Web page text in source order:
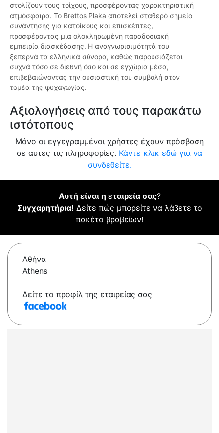
στολίζουν τους τοίχους, προσφέροντας χαρακτηριστική
ατμόσφαιρα. Το Brettos Plaka αποτελεί σταθερό σημείο
συνάντησης για κατοίκους και επισκέπτες,
προσφέροντας μια ολοκληρωμένη παραδοσιακή
εμπειρία διασκέδασης. Η αναγνωρισιμότητά του
ξεπερνά τα ελληνικά σύνορα, καθώς παρουσιάζεται
συχνά τόσο σε διεθνή όσο και σε εγχώρια μέσα,
επιβεβαιώνοντας την ουσιαστική του συμβολή στον
τομέα της ψυχαγωγίας.
Αξιολογήσεις από τους παρακάτω
ιστότοπους
Μόνο οι εγγεγραμμένοι χρήστες έχουν πρόσβαση
σε αυτές τις πληροφορίες. Κάντε κλικ εδώ για να
συνδεθείτε.
Αυτή είναι η εταιρεία σας?
Συγχαρητήρια! Δείτε πώς μπορείτε να λάβετε το
πακέτο βραβείων!
Αθήνα
Athens
Δείτε το προφίλ της εταιρείας σας